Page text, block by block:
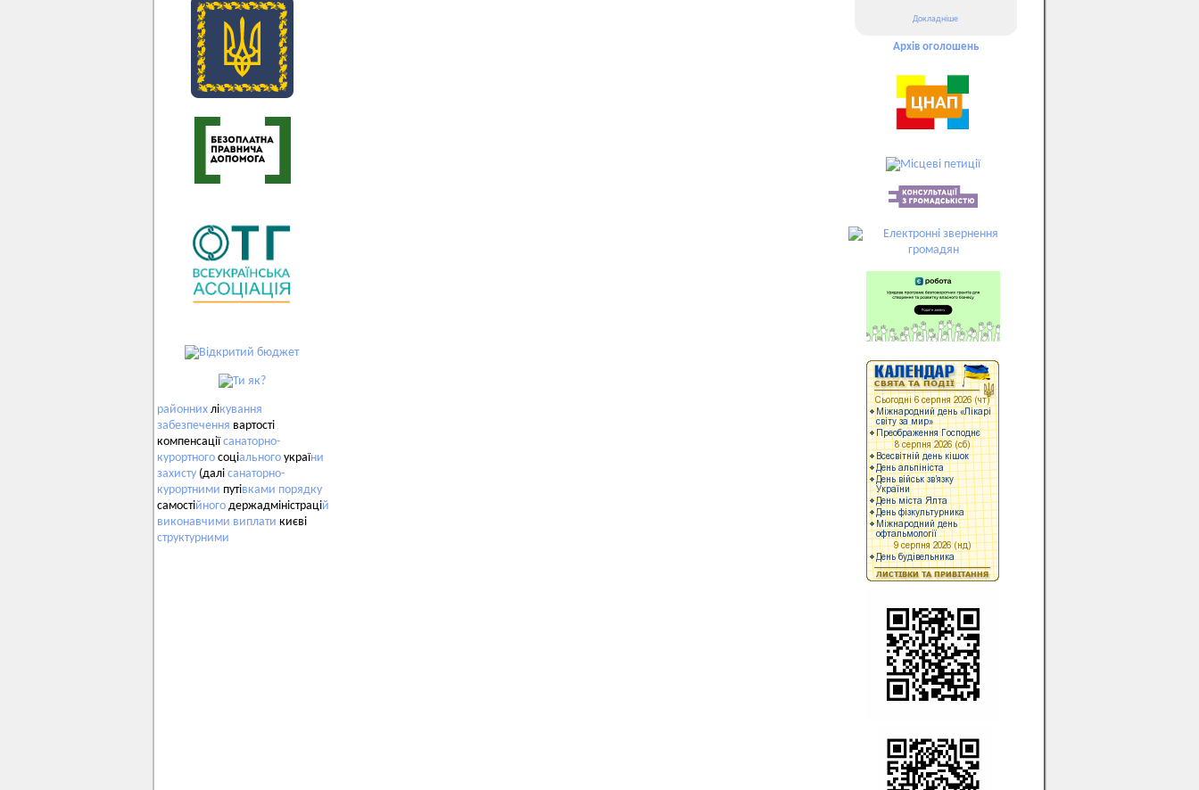
районних лікування
забезпечення вартості
компенсаціїсанаторно-
курортного соціального україни
захисту (далі санаторно-
курортними путівками порядку
самостійного держадміністрацій
виконавчими виплати києві
структурними
Докладніше
Архів оголошень